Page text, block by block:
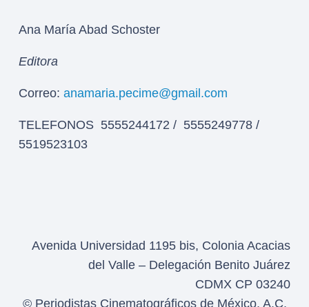
Ana María Abad Schoster
Editora
Correo: anamaria.pecime@gmail.com
TELEFONOS 5555244172 / 5555249778 /
5519523103
Avenida Universidad 1195 bis, Colonia Acacias
del Valle – Delegación Benito Juárez
CDMX CP 03240
© Periodistas Cinematográficos de México, A.C.